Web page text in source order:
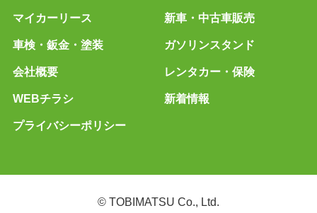
マイカーリース 新車・中古車販売
車検・鈑金・塗装 ガソリンスタンド
レンタカー・保険
会社概要
新着情報
WEBチラシ
プライバシーポリシー
© TOBIMATSU Co., Ltd.